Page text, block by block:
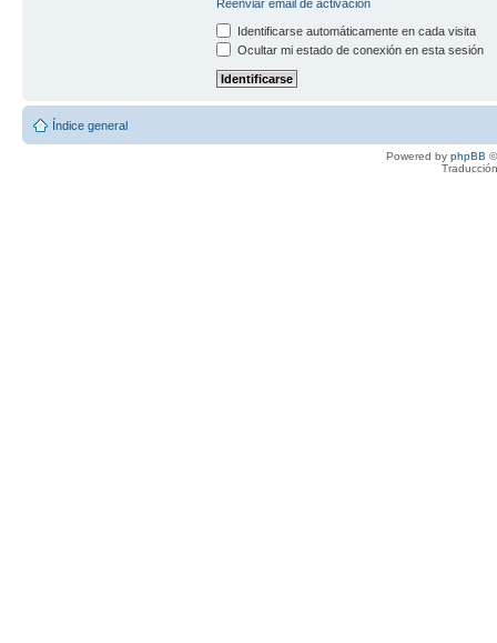
Reenviar email de activación
Identificarse automáticamente en cada visita
Ocultar mi estado de conexión en esta sesión
Índice general
Powered by phpBB